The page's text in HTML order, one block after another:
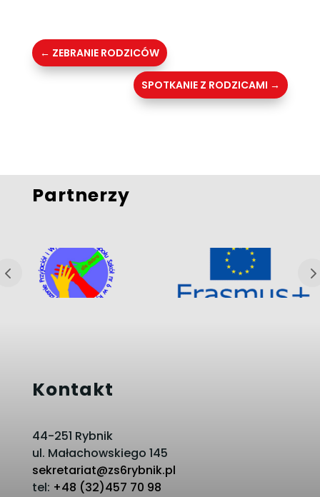
← ZEBRANIE RODZICÓW
SPOTKANIE Z RODZICAMI →
Partnerzy
Kontakt
44-251 Rybnik
ul. Małachowskiego 145
sekretariat@zs6rybnik.pl
tel: +48 (32)457 70 98